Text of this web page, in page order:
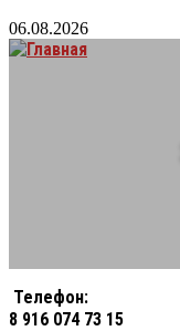
06.08.2026
Телефон:
8 916 074 73 15